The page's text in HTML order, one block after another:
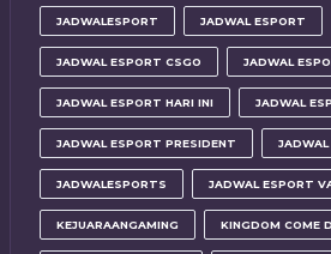
JADWALESPORT JADWAL ESPORT
JADWAL ESPORT CSGO JADWAL
JADWAL ESPORT HARI INI JADWAL
JADWAL ESPORT PRESIDENT
JADWALESPORTS JADWAL ESPORT
KEJUARAANGAMING KINGDOM COME